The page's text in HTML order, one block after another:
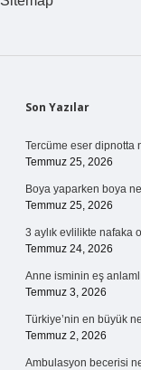
Sidebar
Son Yazılar
Tercüme eser dipnotta
Temmuz 25, 2026
Boya yaparken boya
Temmuz 25, 2026
3 aylık evlilikte nafaka
Temmuz 24, 2026
Anne isminin eş
Temmuz 3, 2026
Türkiye’nin en büyük
Temmuz 2, 2026
Ambulasyon becerisi